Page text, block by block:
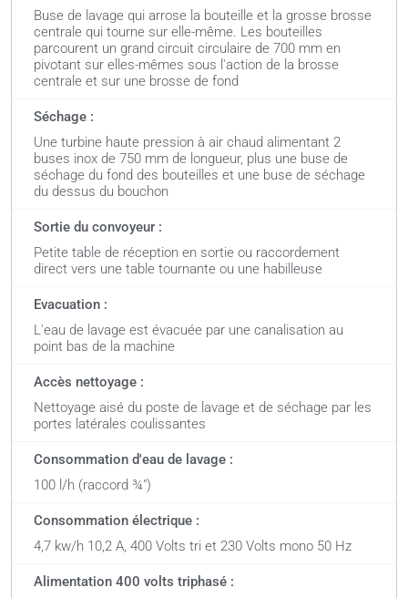
Buse de lavage qui arrose la bouteille et la grosse brosse
centrale qui tourne sur elle-même. Les bouteilles
parcourent un grand circuit circulaire de 700 mm en
pivotant sur elles-mêmes sous l'action de la brosse
centrale et sur une brosse de fond
Séchage :
Une turbine haute pression à air chaud alimentant 2
buses inox de 750 mm de longueur, plus une buse de
séchage du fond des bouteilles et une buse de séchage
du dessus du bouchon
Sortie du convoyeur :
Petite table de réception en sortie ou raccordement
direct vers une table tournante ou une habilleuse
Evacuation :
L'eau de lavage est évacuée par une canalisation au
point bas de la machine
Accès nettoyage :
Nettoyage aisé du poste de lavage et de séchage par les
portes latérales coulissantes
Consommation d'eau de lavage :
100 l/h (raccord ¾")
Consommation électrique :
4,7 kw/h 10,2 A, 400 Volts tri et 230 Volts mono 50 Hz
Alimentation 400 volts triphasé :